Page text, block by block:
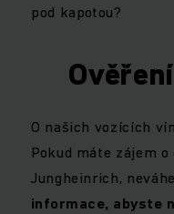
pod kapotou?
O našich vozících
Pokud máte zájem
Jungheinrich,
informace, abyste